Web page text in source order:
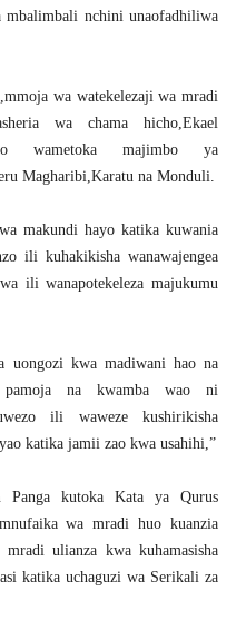
mbalimbali nchini unaofadhiliwa
wa watekelezaji wa mradi
wa chama hicho,Ekael
wametoka majimbo ya
Magharibi,Karatu na Monduli.
makundi hayo katika kuwania
ili kuhakikisha wanawajengea
ili wanapotekeleza majukumu
uongozi kwa madiwani hao na
na kwamba wao ni
ili waweze kushirikisha
katika jamii zao kwa usahihi,”
Panga kutoka Kata ya Qurus
wa mradi huo kuanzia
ulianza kwa kuhamasisha
katika uchaguzi wa Serikali za